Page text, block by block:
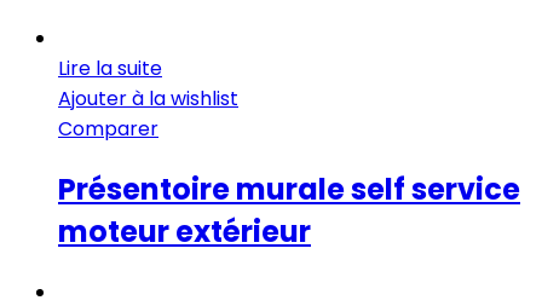
Lire la suite
Ajouter à la wishlist
Comparer
Présentoire murale self service
moteur extérieur